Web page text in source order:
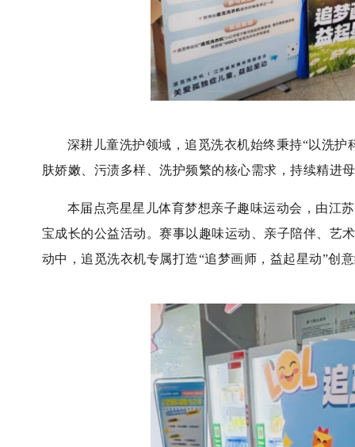
深耕儿童洗护领域，追觅洗衣机始终秉持“以洗
肤娇嫩、污渍多样、洗护频繁的核心需求，持续精进
本届点亮星星儿体育梦想亲子趣味运动会，由江
宝成长的公益活动。赛事以趣味运动、亲子陪伴、艺
动中，追觅洗衣机专属打造“追梦画师，益起星动”创